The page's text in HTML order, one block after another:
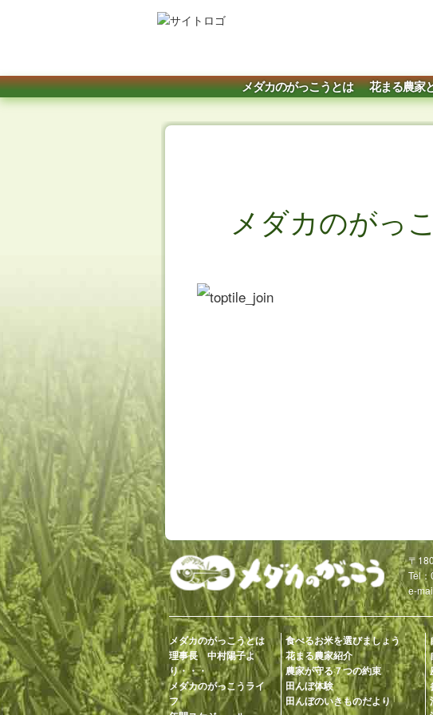
メダカのがっこうとは 花まる農家
メダカのがっ
〒
Tel
e-
メダカのがっこうとは
理事長 中村陽子よ
り・・・
メダカのがっこうライ
フ
食べるお米を選びましょう
花まる農家紹介
農家が守る７つの約束
田んぼ体験
田んぼのいきものだより